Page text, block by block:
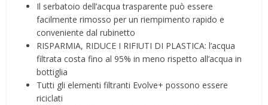
Il serbatoio dell’acqua trasparente può essere
facilmente rimosso per un riempimento rapido e
conveniente dal rubinetto
RISPARMIA, RIDUCE I RIFIUTI DI PLASTICA: l’acqua
filtrata costa fino al 95% in meno rispetto all’acqua in
bottiglia
Tutti gli elementi filtranti Evolve+ possono essere
riciclati